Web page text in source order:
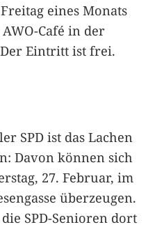
eines Monats
Café in der
Der Eintritt ist frei.
SPD ist das Lachen
Davon können sich
27. Februar, im
überzeugen.
SPD-Senioren dort